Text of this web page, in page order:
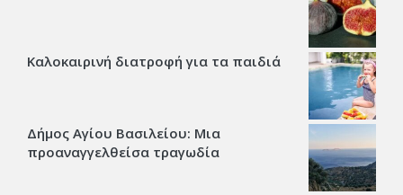
Καλοκαιρινή διατροφή για τα παιδιά
Δήμος Αγίου Βασιλείου: Μια
προαναγγελθείσα τραγωδία